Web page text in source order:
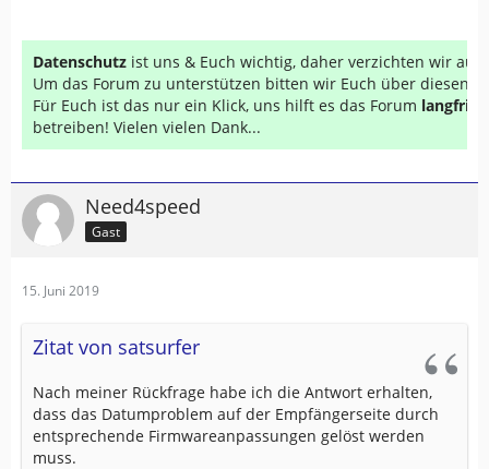
Datenschutz ist uns & Euch wichtig, daher verzichten wir auf
Um das Forum zu unterstützen bitten wir Euch über diesen
Für Euch ist das nur ein Klick, uns hilft es das Forum
betreiben! Vielen vielen Dank...
Need4speed
Gast
15. Juni 2019
Zitat von satsurfer
Nach meiner Rückfrage habe ich die Antwort erhalten,
dass das Datumproblem auf der Empfängerseite durch
entsprechende Firmwareanpassungen gelöst werden
muss.